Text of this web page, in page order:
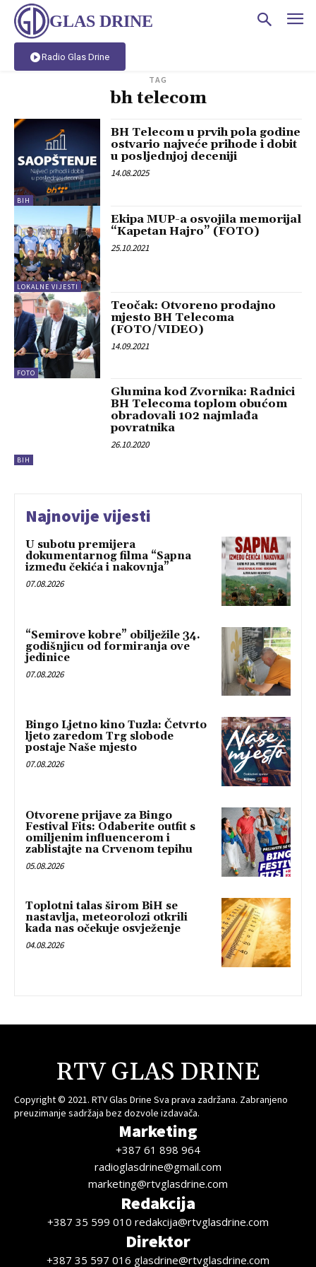
GLAS DRINE
Radio Glas Drine
TAG
bh telecom
BIH
BH Telecom u prvih pola godine
ostvario najveće prihode i dobit
u posljednjoj deceniji
14.08.2025
LOKALNE VIJESTI
Ekipa MUP-a osvojila memorijal
“Kapetan Hajro” (FOTO)
25.10.2021
FOTO
Teočak: Otvoreno prodajno
mjesto BH Telecoma
(FOTO/VIDEO)
14.09.2021
BIH
Glumina kod Zvornika: Radnici
BH Telecoma toplom obućom
obradovali 102 najmlađa
povratnika
26.10.2020
Najnovije vijesti
U subotu premijera
dokumentarnog filma “Sapna
između čekića i nakovnja”
07.08.2026
“Semirove kobre” obilježile 34.
godišnjicu od formiranja ove
jedinice
07.08.2026
Bingo Ljetno kino Tuzla: Četvrto
ljeto zaredom Trg slobode
postaje Naše mjesto
07.08.2026
Otvorene prijave za Bingo
Festival Fits: Odaberite outfit s
omiljenim influencerom i
zablistajte na Crvenom tepihu
05.08.2026
Toplotni talas širom BiH se
nastavlja, meteorolozi otkrili
kada nas očekuje osvježenje
04.08.2026
RTV GLAS DRINE
Copyright © 2021. RTV Glas Drine Sva prava zadržana. Zabranjeno
preuzimanje sadržaja bez dozvole izdavača.
Marketing
+387 61 898 964
radioglasdrine@gmail.com
marketing@rtvglasdrine.com
Redakcija
+387 35 599 010 redakcija@rtvglasdrine.com
Direktor
+387 35 597 016 glasdrine@rtvglasdrine.com